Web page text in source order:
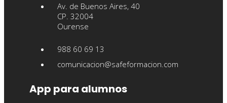
Av. de Buenos Aires, 40
CP. 32004
Ourense
988 60 69 13
comunicacion@safeformacion.com
App para alumnos